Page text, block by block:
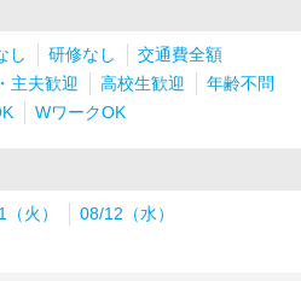
し 研修なし
交通費全額
主夫歓迎 高校生歓迎
年齢不問
WワークOK
火）
08/12（水）